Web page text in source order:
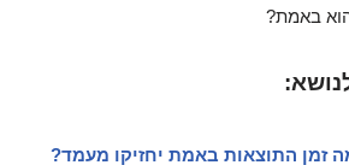
באמת?
זמן התוצאות באמת יחזיקו מעמד?